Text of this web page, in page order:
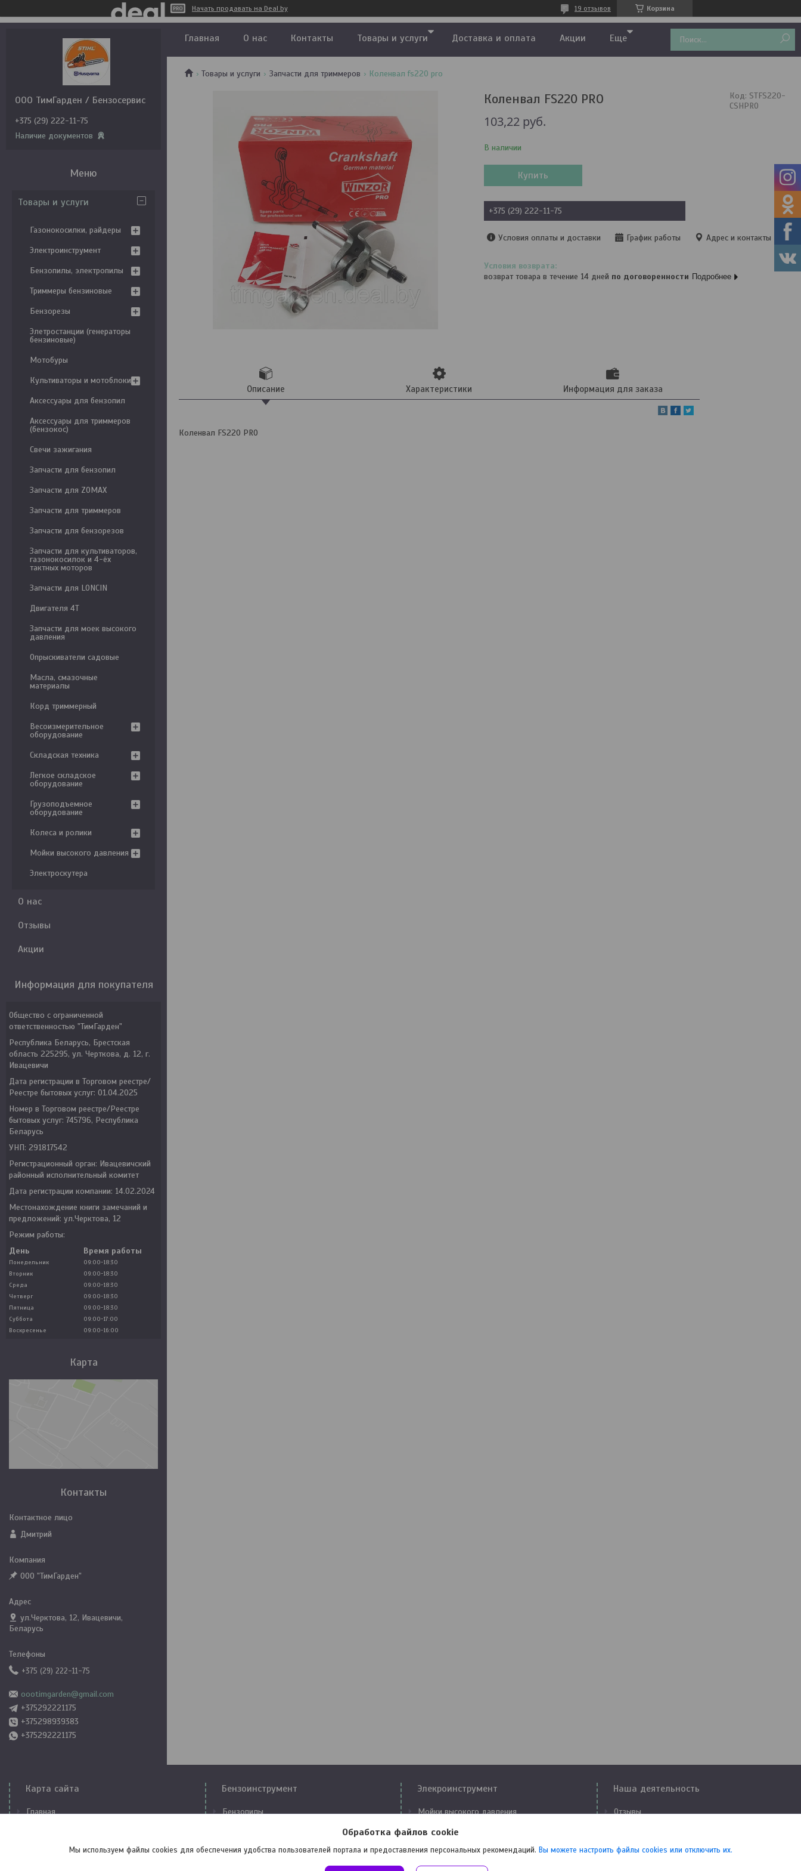
Начать продавать на Deal.by Корзина
19 отзывов
Главная О нас Контакты Товары и услуги Доставка и оплата Акции Еще
Товары и услуги Запчасти для триммеров Коленвал fs220 pro
Коленвал FS220 PRO
103,22 руб.
В наличии
Код: STFS220-
CSHPRO
Купить
+375 (29) 222-11-75
Условия оплаты и доставки График работы Адрес и контакты
возврат товара в течение 14 дней по договоренности Подробнее
Описание Характеристики Информация для заказа
Коленвал FS220 PRO
ООО ТимГарден / Бензосервис
+375 (29) 222-11-75
Наличие документов
Товары и услуги
Газонокосилки, райдеры
Электроинструмент
Бензопилы, электропилы
Триммеры бензиновые
Бензорезы
Элетростанции (генераторы
бензиновые)
Мотобуры
Культиваторы и мотоблоки
Аксессуары для бензопил
Аксессуары для триммеров
(бензокос)
Свечи зажигания
Запчасти для бензопил
Запчасти для ZOMAX
Запчасти для триммеров
Запчасти для бензорезов
Запчасти для культиваторов,
газонокосилок и 4-ёх
тактных моторов
Запчасти для LONCIN
Двигателя 4Т
Запчасти для моек высокого
давления
Опрыскиватели садовые
Масла, смазочные
материалы
Корд триммерный
Весоизмерительное
оборудование
Складская техника
Легкое складское
оборудование
Грузоподъемное
оборудование
Колеса и ролики
Мойки высокого давления
Электроскутера
О нас
Отзывы
Акции
Информация для покупателя
Общество с ограниченной
ответственностью "ТимГарден"
Республика Беларусь, Брестская
область 225295, ул. Черткова, д. 12, г.
Ивацевичи
Дата регистрации в Торговом реестре/
Реестре бытовых услуг: 01.04.2025
Номер в Торговом реестре/Реестре
бытовых услуг: 745796, Республика
Беларусь
УНП: 291817542
Регистрационный орган: Ивацевичский
районный исполнительный комитет
Дата регистрации компании: 14.02.2024
Местонахождение книги замечаний и
предложений: ул.Черктова, 12
Режим работы:
День
Время работы
Понедельник
09:00-18:30
Вторник
09:00-18:30
Среда
09:00-18:30
Четверг
09:00-18:30
Пятница
09:00-18:30
Суббота
09:00-17:00
Воскресенье
09:00-16:00
Карта
Контакты
Дмитрий
ООО "ТимГарден"
ул.Черктова, 12, Ивацевичи,
Беларусь
+375 (29) 222-11-75
oootimgarden@gmail.com
+375292221175
+375298939383
+375292221175
Карта сайта
Главная
Бензоинструмент
Бензопилы
Бензогенераторы
Элекроинструмент
Мойки высокого давления
Компрессоры
Наша деятельность
Отзывы
Обработка файлов cookie
Мы используем файлы cookies для обеспечения удобства пользователей портала и предоставления персональных рекомендаций. Вы можете настроить файлы cookies или отключить их.